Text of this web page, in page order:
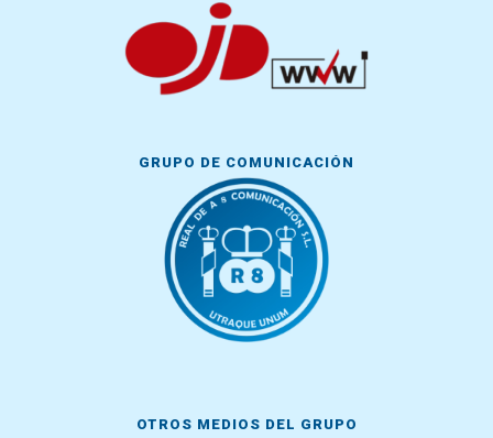
GRUPO DE COMUNICACIÓN
OTROS MEDIOS DEL GRUPO